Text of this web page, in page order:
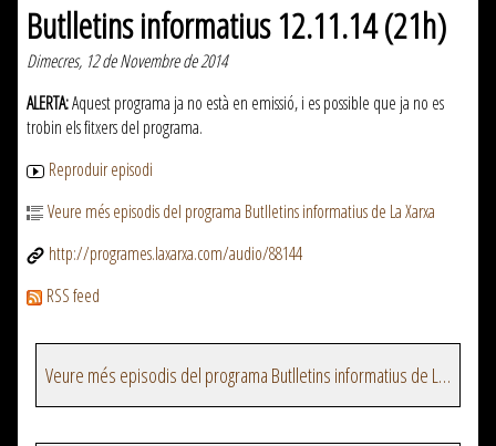
Butlletins informatius 12.11.14 (21h)
Dimecres, 12 de Novembre de 2014
ALERTA:Aquest programa ja no està en emissió, i es possible que ja no es
trobin els fitxers del programa.
Reproduir episodi
Veure més episodis del programa Butlletins informatius de La Xarxa
http://programes.laxarxa.com/audio/88144
RSS feed
Veure més episodis del programa Butlletins informatius de La Xarxa